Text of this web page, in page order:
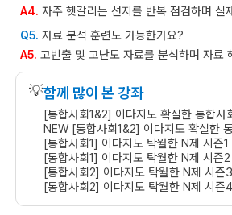
A4. 자주 헷갈리는 선지를 반복 점검하며 실
Q5. 자료 분석 훈련도 가능한가요?
A5. 고빈출 및 고난도 자료를 분석하며 자료
💡함께 많이 본 강좌
[통합사회1&2] 이다지도 확실한 통합
NEW [통합사회1&2] 이다지도 확실한
[통합사회1] 이다지도 탁월한 N제 시즌
[통합사회1] 이다지도 탁월한 N제 시즌
[통합사회2] 이다지도 탁월한 N제 시즌
[통합사회2] 이다지도 탁월한 N제 시